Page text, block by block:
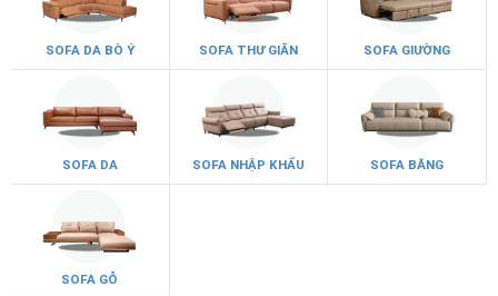
SOFA DA BÒ Ý SOFA THƯ GIÃN SOFA GIƯỜNG
SOFA DA SOFA NHẬP KHẨU SOFA BĂNG
SOFA GỖ